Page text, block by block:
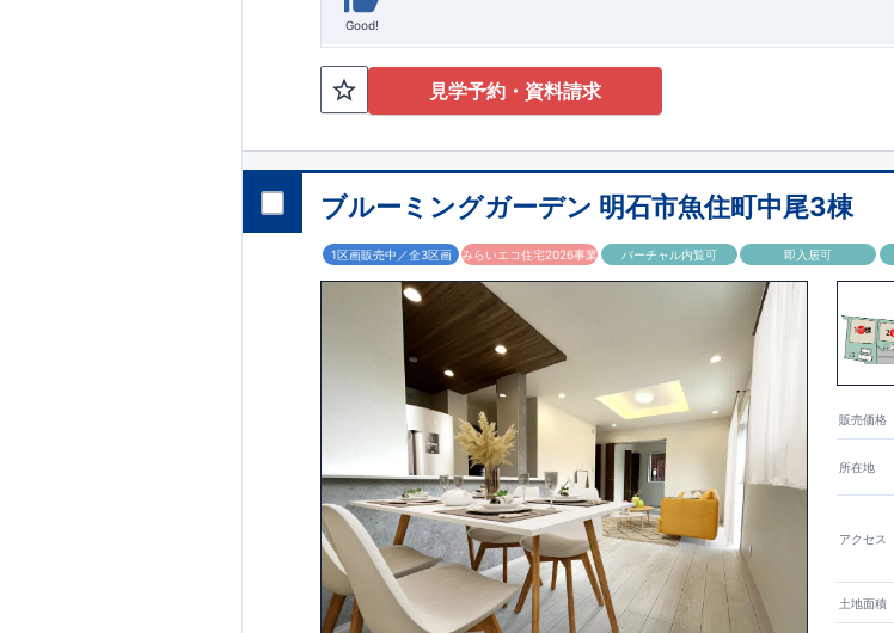
Good!
見学予約・資料請求
ブルーミングガーデン 明石市魚住町中尾3棟
1区画販売中／全3区画 みらいエコ住宅2026事業 バーチャル内覧可 即入居可
販売価格
所在地
アクセス
土地面積